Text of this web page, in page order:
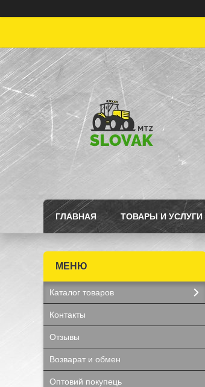
ГЛАВНАЯ ТОВАРЫ И УСЛУГИ
Каталог товаров
Контакты
Отзывы
Возварат и обмен
Оптовий покупець